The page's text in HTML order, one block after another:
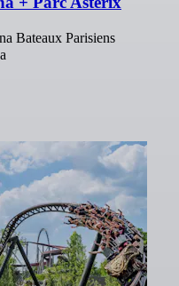
Bateaux Parisiens